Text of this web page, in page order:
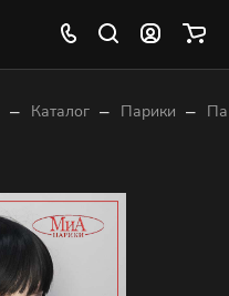
– Каталог – Парики –